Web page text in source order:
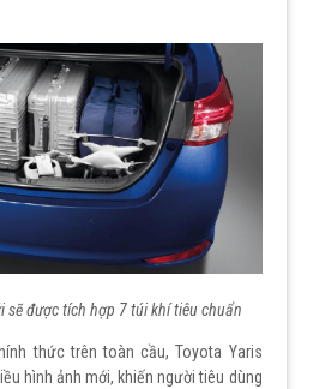
sẽ được tích hợp 7 túi khí tiêu chuẩn
thức trên toàn cầu, Toyota Yaris
hình ảnh mới, khiến người tiêu dùng